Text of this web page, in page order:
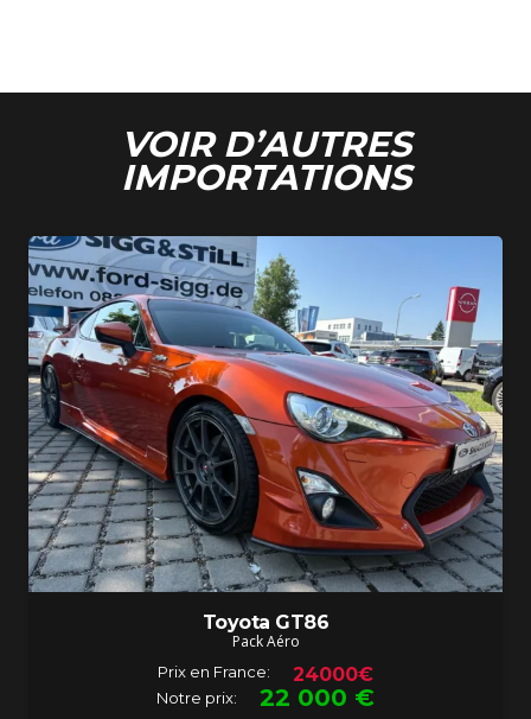
VOIR D’AUTRES
IMPORTATIONS
Toyota GT86
Pack Aéro
Prix en France: 24000€
Notre prix: 22 000 €